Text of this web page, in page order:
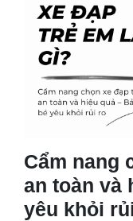
Since
1965
Cẩm nang
an toàn và
yêu khỏi